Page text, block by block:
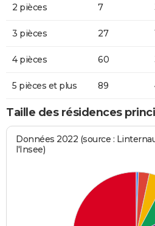
2 pièces 7
3 pièces 27
4 pièces 60
5 pièces et plus 89
Taille des résidences
Données 2022 (source :
l'Insee)